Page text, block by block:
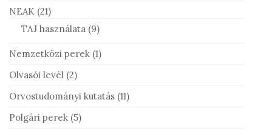
NEAK (21)
TAJ használata (9)
Nemzetközi perek (1)
Olvasói levél (2)
Orvostudományi kutatás (11)
Polgári perek (5)